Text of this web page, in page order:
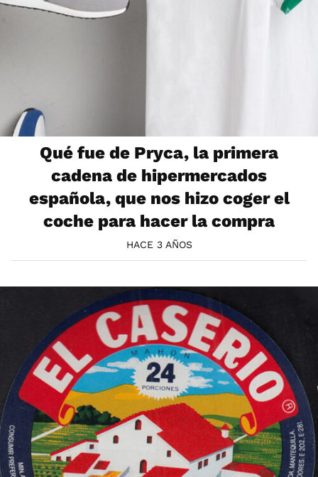
Qué fue de Pryca, la primera
cadena de hipermercados
española, que nos hizo coger el
coche para hacer la compra
HACE 3 AÑOS